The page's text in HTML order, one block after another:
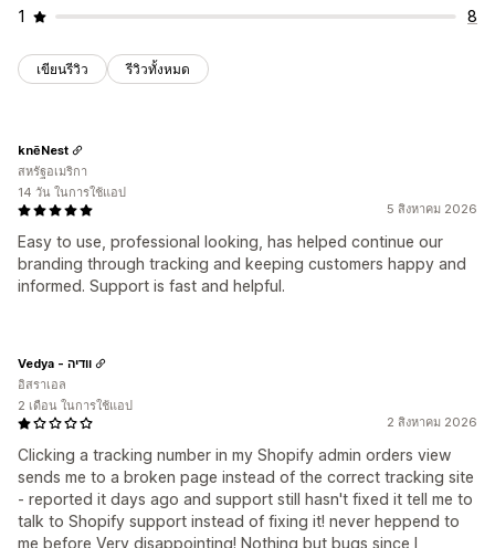
1
8
เขียนรีวิว รีวิวทั้งหมด
5 สิงหาคม 2026
Easy to use, professional looking, has helped continue our
branding through tracking and keeping customers happy and
informed. Support is fast and helpful.
knēNest
สหรัฐอเมริกา
14 วัน ในการใช้แอป
2 สิงหาคม 2026
Clicking a tracking number in my Shopify admin orders view
sends me to a broken page instead of the correct tracking site
- reported it days ago and support still hasn't fixed it tell me to
talk to Shopify support instead of fixing it! never heppend to
me before Very disappointing! Nothing but bugs since I
Vedya - וודיה
อิสราเอล
2 เดือน ในการใช้แอป